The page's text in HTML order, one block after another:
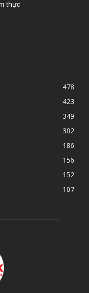
thực
478
423
349
302
186
156
152
107